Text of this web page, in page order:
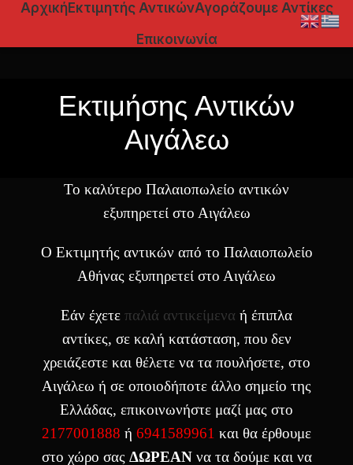
ΑρχικήΕκτιμητής ΑντικώνΑγοράζουμε Αντίκες
Επικοινωνία
Εκτιμήσης Αντικών
Αιγάλεω
Το καλύτερο Παλαιοπωλείο αντικών
εξυπηρετεί στο Αιγάλεω
Ο Εκτιμητής αντικών από το Παλαιοπωλείο
Αθήνας εξυπηρετεί στο Αιγάλεω
Εάν έχετε παλιά αντικείμενα ή έπιπλα
αντίκες, σε καλή κατάσταση, που δεν
χρειάζεστε και θέλετε να τα πουλήσετε, στο
Αιγάλεω ή σε οποιοδήποτε άλλο σημείο της
Ελλάδας, επικοινωνήστε μαζί μας στο
2177001888 ή 6941589961 και θα έρθουμε
στο χώρο σας ΔΩΡΕΑΝνα τα δούμε και να